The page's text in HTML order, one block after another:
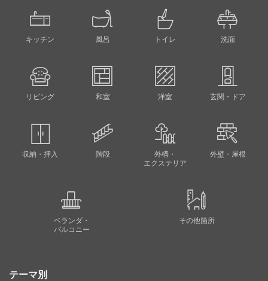
キッチン 風呂 トイレ 洗面
リビング 和室 洋室 玄関・ドア
収納・押入 階段
外構・
エクステリア
外壁・屋根
ベランダ・
バルコニー
その他箇所
テーマ別